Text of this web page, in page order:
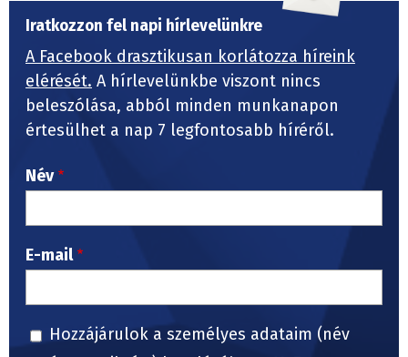
Iratkozzon fel napi hírlevelünkre
A Facebook drasztikusan korlátozza híreink
elérését.A hírlevelünkbe viszont nincs
beleszólása, abból minden munkanapon
értesülhet a nap 7 legfontosabb híréről.
és e-mail cím) kezeléséhez a Ma7